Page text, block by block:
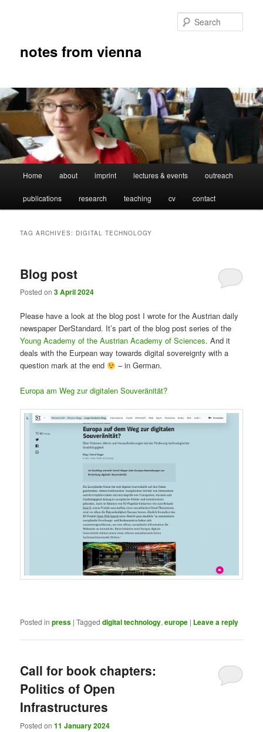
notes from vienna
Home about imprint lectures & events outreach
publications research teaching cv contact
TAG ARCHIVES: DIGITAL TECHNOLOGY
Blog post
Posted on3 April 2024
Please have a look at the blog post I wrote for the Austrian daily
newspaper DerStandard. It’s part of the blog post series of the
Young Academy of the Austrian Academy of Sciences. And it
deals with the Eurpean way towards digital sovereignty with a
question mark at the end
– in German.
Europa am Weg zur digitalen Souveränität?
Posted in press |Tagged digital technology,europe | Leave a reply
Call for book chapters:
Politics of Open
Infrastructures
Posted on11 January 2024